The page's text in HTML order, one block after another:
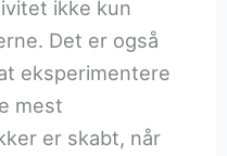
ikke kun
Det er også
eksperimentere
mest
er skabt, når